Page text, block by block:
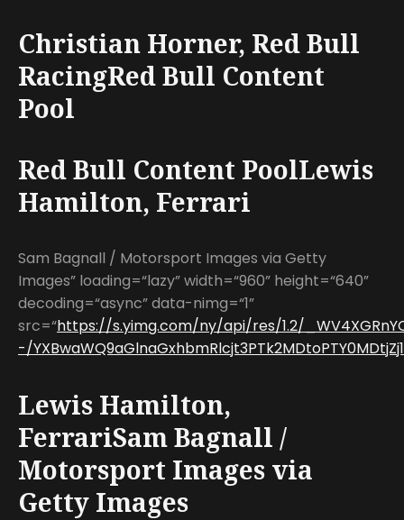
Christian Horner, Red Bull
RacingRed Bull Content
Pool
Red Bull Content PoolLewis
Hamilton, Ferrari
Sam Bagnall / Motorsport Images via Getty
Images” loading=“lazy” width=“960” height=“640”
decoding=“async” data-nimg=“1”
src=“https://s.yimg.com/ny/api/res/1.2/
-/
Lewis Hamilton,
FerrariSam Bagnall /
Motorsport Images via
Getty Images